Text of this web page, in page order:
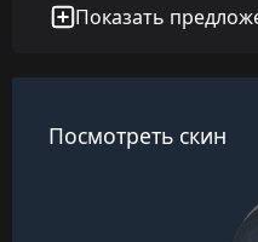
Показать
Посмотреть скин